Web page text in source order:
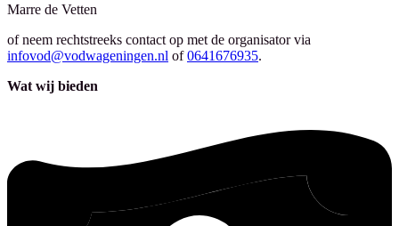
Marre de Vetten
of neem rechtstreeks contact op met de organisator via
infovod@vodwageningen.nl of 0641676935.
Wat wij bieden